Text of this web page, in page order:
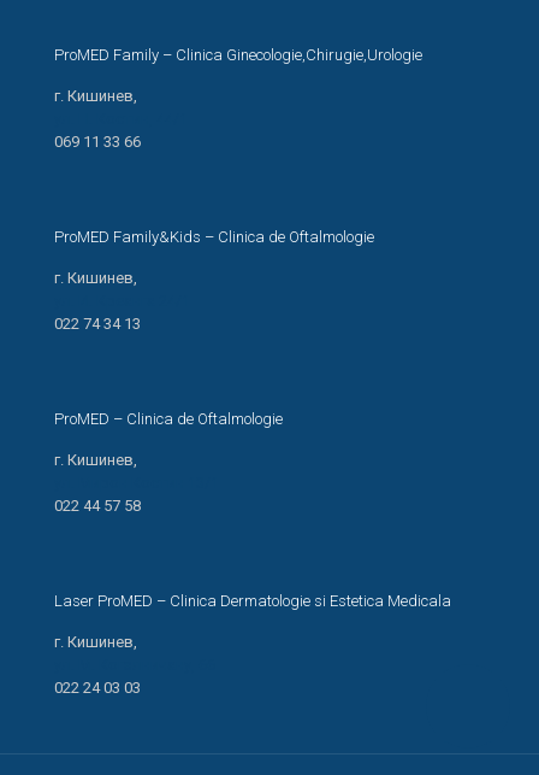
ProMED Family – Clinica Ginecologie,Chirugie,Urologie
г. Кишинев,
069 11 33 66
ProMED Family&Kids – Clinica de Oftalmologie
г. Кишинев,
022 74 34 13
ProMED – Clinica de Oftalmologie
г. Кишинев,
022 44 57 58
Laser ProMED – Clinica Dermatologie si Estetica Medicala
г. Кишинев,
022 24 03 03